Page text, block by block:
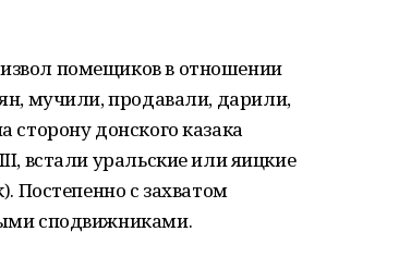
помещиков в отношении
мучили, продавали, дарили,
донского казака
встали уральские или яицкие
Постепенно с захватом
сподвижниками.